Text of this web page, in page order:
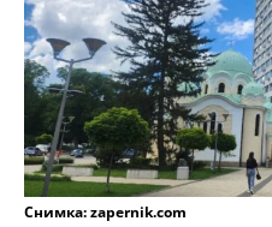
Снимка: zapernik.com